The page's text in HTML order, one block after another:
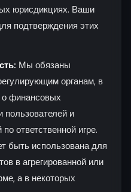
юрисдикциях. Ваши
подтверждения этих
Мы обязаны
органам, в
финансовых
пользователей и
ответственной игре.
быть использована для
в агрегированной или
а в некоторых